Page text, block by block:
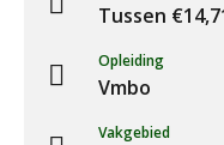
Tussen
Opleiding
Vmbo
Vakgebied